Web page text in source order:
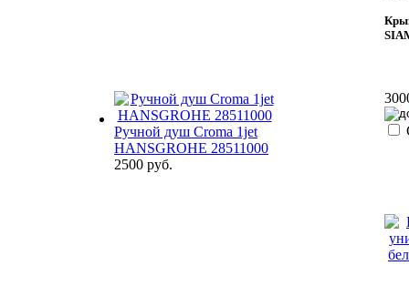
Ручной душ Croma 1jet
HANSGROHE 28511000
2500 руб.